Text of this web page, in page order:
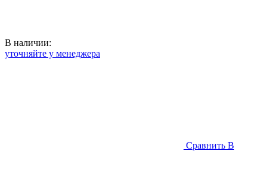
В наличии:
уточняйте у менеджера
Сравнить В